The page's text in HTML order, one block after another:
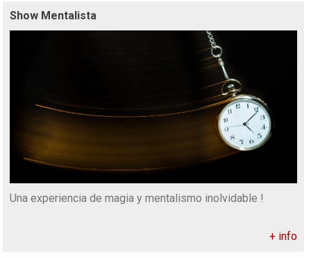
Show Mentalista
Una experiencia de magia y mentalismo inolvidable !
+ info